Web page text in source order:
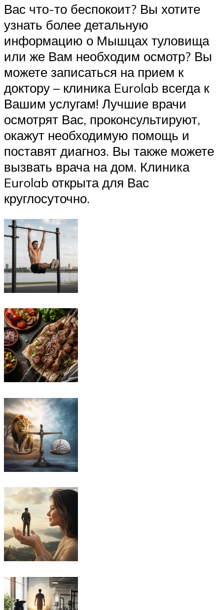
Вас что-то беспокоит? Вы хотите
узнать более детальную
информацию о Мышцах туловища
или же Вам необходим осмотр? Вы
можете записаться на прием к
доктору – клиника Eurolab всегда к
Вашим услугам! Лучшие врачи
осмотрят Вас, проконсультируют,
окажут необходимую помощь и
поставят диагноз. Вы также можете
вызвать врача на дом. Клиника
Eurolab открыта для Вас
круглосуточно.